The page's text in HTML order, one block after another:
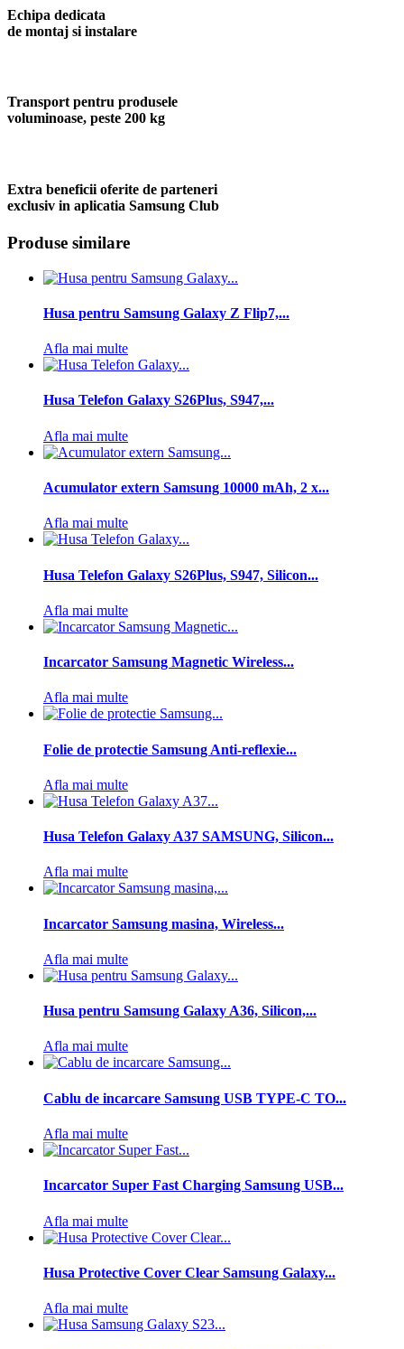
Echipa dedicata
de montaj si instalare
Transport pentru produsele
voluminoase, peste 200 kg
Extra beneficii oferite de parteneri
exclusiv in aplicatia Samsung Club
Produse similare
Husa pentru Samsung Galaxy Z Flip7,...
Afla mai multe
Husa Telefon Galaxy S26Plus, S947,...
Afla mai multe
Acumulator extern Samsung 10000 mAh, 2 x...
Afla mai multe
Husa Telefon Galaxy S26Plus, S947, Silicon...
Afla mai multe
Incarcator Samsung Magnetic Wireless...
Afla mai multe
Folie de protectie Samsung Anti-reflexie...
Afla mai multe
Husa Telefon Galaxy A37 SAMSUNG, Silicon...
Afla mai multe
Incarcator Samsung masina, Wireless...
Afla mai multe
Husa pentru Samsung Galaxy A36, Silicon,...
Afla mai multe
Cablu de incarcare Samsung USB TYPE-C TO...
Afla mai multe
Incarcator Super Fast Charging Samsung USB...
Afla mai multe
Husa Protective Cover Clear Samsung Galaxy...
Afla mai multe